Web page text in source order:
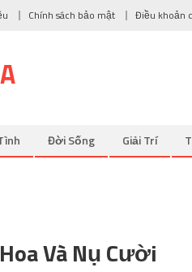
Chính sách bảo mật Điều khoản
Đời Sống Giải Trí
Và Nụ Cười